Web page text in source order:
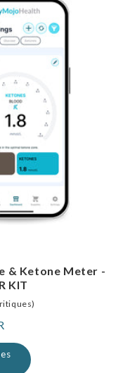
& Ketone Meter -
KIT